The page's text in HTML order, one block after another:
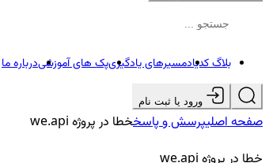
بلاگ کدیادمسیرهای یادگیریپک های آموزشیدرباره ما
ورود یا ثبت نام
صفحه اصلیپرسش و پاسخخطا در پروژه we.api